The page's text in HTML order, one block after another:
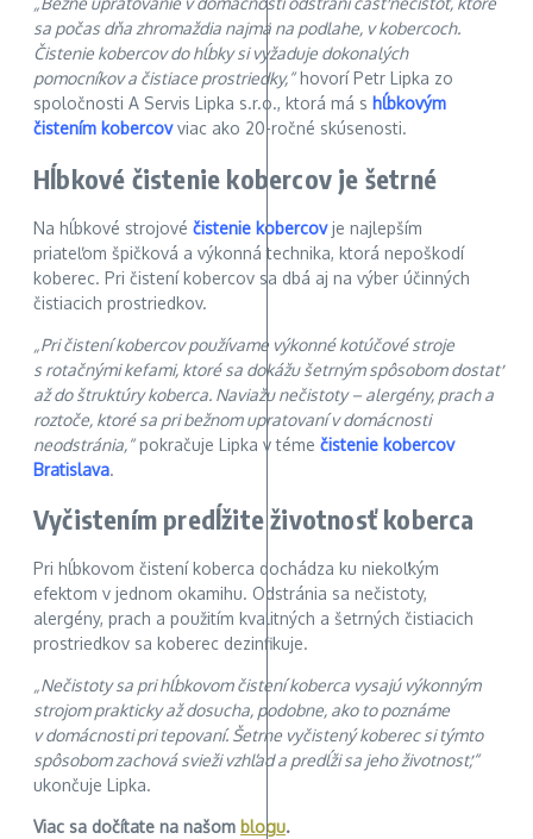
sa počas dňa zhromaždia najmä na podlahe, v kobercoch.
Čistenie kobercov do hĺbky si vyžaduje dokonalých
pomocníkov a čistiace prostriedky,“hovorí Petr Lipka zo
spoločnosti A Servis Lipka s.r.o., ktorá má s hĺbkovým
čistením kobercovviac ako 20-ročné skúsenosti.
Hĺbkové čistenie kobercov je šetrné
Na hĺbkové strojové čistenie kobercovje najlepším
priateľom špičková a výkonná technika, ktorá nepoškodí
koberec. Pri čistení kobercov sa dbá aj na výber účinných
čistiacich prostriedkov.
„Pri čistení kobercov používame výkonné kotúčové stroje
s rotačnými kefami, ktoré sa dokážu šetrným spôsobom dostať
až do štruktúry koberca. Naviažu nečistoty – alergény, prach a
roztoče, ktoré sa pri bežnom upratovaní v domácnosti
neodstránia,“pokračuje Lipka v téme čistenie kobercov
Bratislava.
Vyčistením predĺžite životnosť koberca
Pri hĺbkovom čistení koberca dochádza ku niekoľkým
efektom v jednom okamihu. Odstránia sa nečistoty,
alergény, prach a použitím kvalitných a šetrných čistiacich
prostriedkov sa koberec dezinfikuje.
„Nečistoty sa pri hĺbkovom čistení koberca vysajú výkonným
strojom prakticky až dosucha, podobne, ako to poznáme
v domácnosti pri tepovaní. Šetrne vyčistený koberec si týmto
spôsobom zachová svieži vzhľad a predĺži sa jeho životnosť,“
ukončuje Lipka.
Viac sa dočítate na našom blogu.